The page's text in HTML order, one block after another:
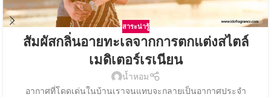
สาระน่ารู้
สัมผัสกลิ่นอายทะเลจากการตกแต่งสไตล์
เมดิเตอร์เรเนียน
น้ำหอม
อากาศที่โดดเด่นในบ้านเราจนแทบจะกลายเป็นอากาศประจำ